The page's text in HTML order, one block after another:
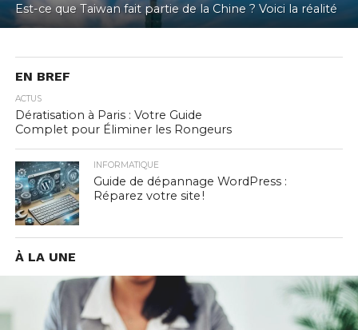
Est-ce que Taiwan fait partie de la Chine ? Voici la réalité
EN BREF
ACTUS
Dératisation à Paris : Votre Guide
Complet pour Éliminer les Rongeurs
INFORMATIQUE
Guide de dépannage WordPress :
Réparez votre site !
À LA UNE